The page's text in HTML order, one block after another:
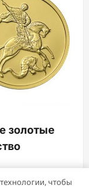
золотые
чтобы